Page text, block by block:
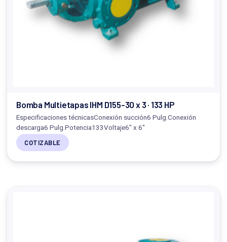
Bomba Multietapas IHM D155-30 x 3 · 133 HP
Especificaciones técnicasConexión succión6 Pulg.Conexión
descarga6 Pulg.Potencia133Voltaje6" x 6"
COTIZABLE